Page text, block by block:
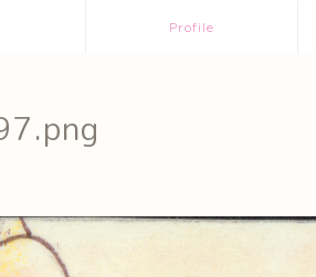
Profile